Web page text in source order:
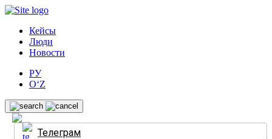
Кейсы
Люди
Новости
РУ
O‘Z
Телеграм